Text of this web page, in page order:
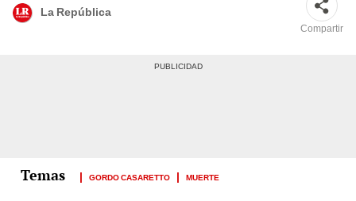
La República
Compartir
GORDO CASARETTO MUERTE